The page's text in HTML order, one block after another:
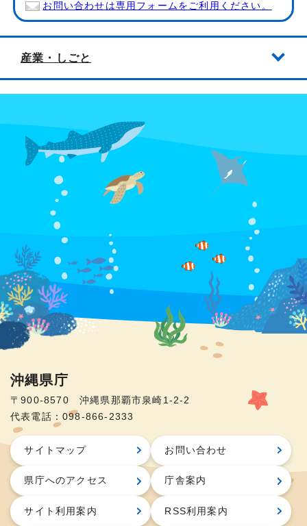
お問い合わせは専用フォームをご利用ください。
産業・しごと
沖縄県庁
〒900-8570 沖縄県那覇市泉崎1-2-2
代表電話：098-866-2333
サイトマップ お問い合わせ
県庁へのアクセス 庁舎案内
サイト利用案内 RSS利用案内